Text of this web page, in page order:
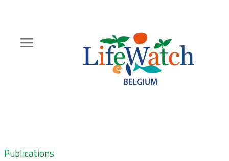
content
Zoeknavigatie
Publications